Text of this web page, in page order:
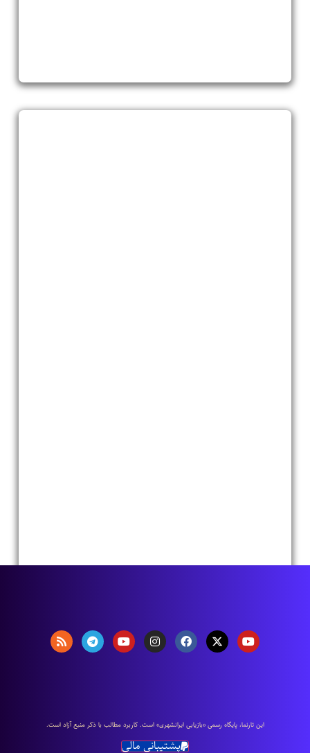
اين تارنما، پایگاه رسمی «بازیابی ایرانشهری» است. كاربرد مطالب با ذكر منبع آزاد است.
پشتیبانی مالی